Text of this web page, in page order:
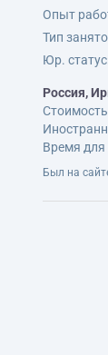
Опыт
Тип
Юр.
Россия,
Стоимость
Время для
Был на